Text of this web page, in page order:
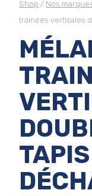
Shop / Nos
trainées verticales